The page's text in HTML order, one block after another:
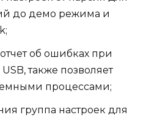
до демо режима и
об ошибках при
также позволяет
процессами;
группа настроек для